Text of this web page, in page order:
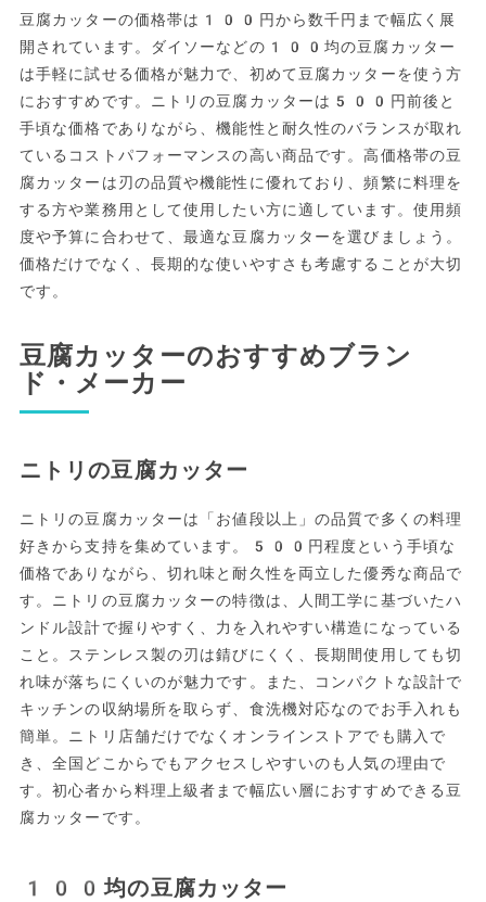
豆腐カッターの価格帯は100円から数千円まで幅広く展
開されています。ダイソーなどの100均の豆腐カッター
は手軽に試せる価格が魅力で、初めて豆腐カッターを使う方
におすすめです。ニトリの豆腐カッターは500円前後と
手頃な価格でありながら、機能性と耐久性のバランスが取れ
ているコストパフォーマンスの高い商品です。高価格帯の豆
腐カッターは刃の品質や機能性に優れており、頻繁に料理を
する方や業務用として使用したい方に適しています。使用頻
度や予算に合わせて、最適な豆腐カッターを選びましょう。
価格だけでなく、長期的な使いやすさも考慮することが大切
です。
豆腐カッターのおすすめブラン
ド・メーカー
ニトリの豆腐カッター
ニトリの豆腐カッターは「お値段以上」の品質で多くの料理
好きから支持を集めています。500円程度という手頃な
価格でありながら、切れ味と耐久性を両立した優秀な商品で
す。ニトリの豆腐カッターの特徴は、人間工学に基づいたハ
ンドル設計で握りやすく、力を入れやすい構造になっている
こと。ステンレス製の刃は錆びにくく、長期間使用しても切
れ味が落ちにくいのが魅力です。また、コンパクトな設計で
キッチンの収納場所を取らず、食洗機対応なのでお手入れも
簡単。ニトリ店舗だけでなくオンラインストアでも購入で
き、全国どこからでもアクセスしやすいのも人気の理由で
す。初心者から料理上級者まで幅広い層におすすめできる豆
腐カッターです。
100均の豆腐カッター